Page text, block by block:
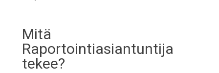
Mitä
Raportointiasiantuntija
tekee?